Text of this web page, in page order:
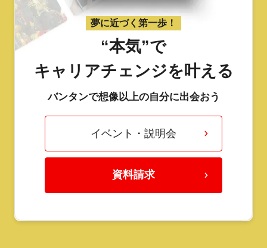
夢に近づく第一歩！
“本気”で
キャリアチェンジを叶える
バンタンで想像以上の自分に出会おう
イベント・説明会
資料請求